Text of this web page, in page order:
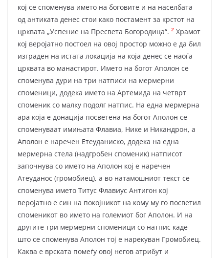
кој се споменува името на боговите и на населбата
од антиката денес стои како постамент за крстот на
црквата „Успение на Пресвета Богородица“. 2 Храмот
кој веројатно постоел на овој простор можно е да бил
изграден на истата локација на која денес се наоѓа
црквата во манастирот. Името на богот Аполон се
споменува дури на три натписи на мермерни
споменици, додека името на Артемида на четврт
споменик со малку подолг натпис. На една мермерна
ара која е донација посветена на богот Аполон се
споменуваат имињата Флавиа, Нике и Никандрон, а
Аполон е наречен Етеуданиско, додека на една
мермерна стела (надгробен споменик) натписот
започнува со името на Аполон кој е наречен
Атеуданос (громобиец), а во натамошниот текст се
споменува името Титус Флавиус Антигон кој
веројатно е син на покојникот на кому му го посветил
споменикот во името на големиот бог Аполон. И на
другите три мермерни споменици со натпис каде
што се споменува Аполон тој е нарекуван Громобиец.
Каква е врската помеѓу овој негов атрибут и